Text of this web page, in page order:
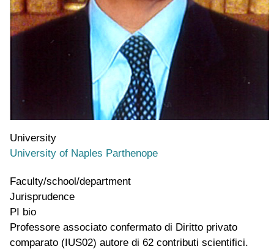
University
University of Naples Parthenope
Faculty/school/department
Jurisprudence
PI bio
Professore associato confermato di Diritto privato
comparato (IUS02) autore di 62 contributi scientifici.